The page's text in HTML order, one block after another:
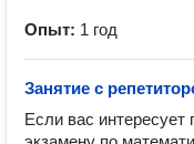
Опыт: 1 год
Занятие с
Если вас интересует